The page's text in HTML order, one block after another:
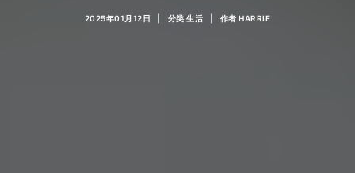
2025年01月12日 分类生活 作者HARRIE